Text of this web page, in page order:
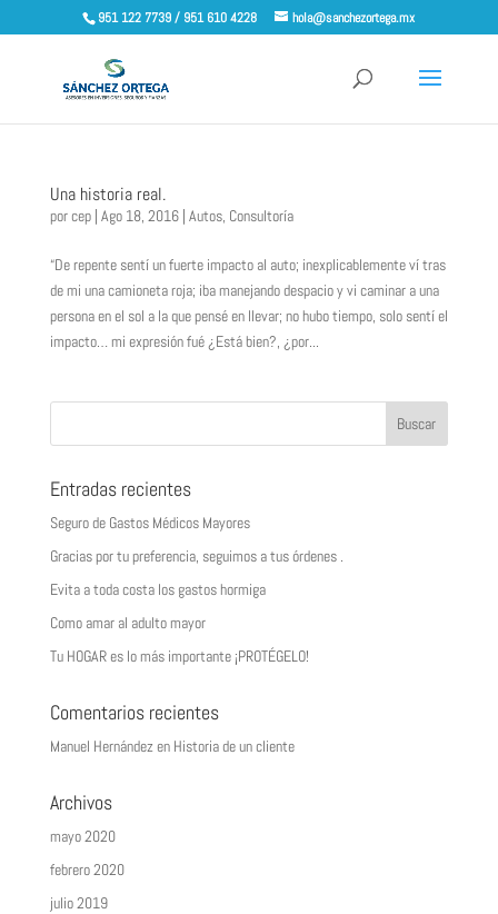
951 122 7739 / 951 610 4228 hola@sanchezortega.mx
Una historia real.
porcep| Ago 18, 2016| Autos, Consultoría
“De repente sentí un fuerte impacto al auto; inexplicablemente ví tras
de mi una camioneta roja; iba manejando despacio y vi caminar a una
persona en el sol a la que pensé en llevar; no hubo tiempo, solo sentí el
impacto… mi expresión fué ¿Está bien?, ¿por...
Entradas recientes
Seguro de Gastos Médicos Mayores
Gracias por tu preferencia, seguimos a tus órdenes .
Evita a toda costa los gastos hormiga
Como amar al adulto mayor
Tu HOGAR es lo más importante ¡PROTÉGELO!
Comentarios recientes
Manuel Hernándezen Historia de un cliente
Archivos
mayo 2020
febrero 2020
julio 2019